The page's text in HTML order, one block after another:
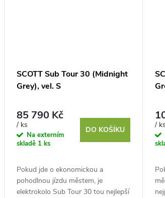
SCOTT Sub Tour 30 (Midnight
Grey), vel. S
85 790 Kč
/ ks
Na externím
skladě 1 ks
DO KOŠÍKU
Pokud jde o ekonomickou a
pohodlnou jízdu městem, je
elektrokolo Sub Tour 30 tou nejlepší
/ ks